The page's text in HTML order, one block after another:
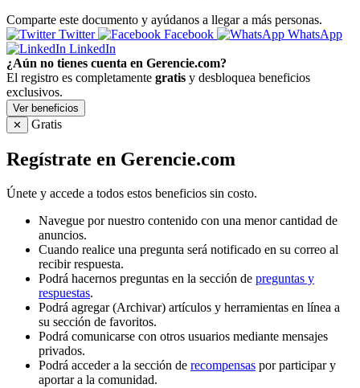
Comparte este documento y ayúdanos a llegar a más personas.
Twitter
Facebook
WhatsApp
LinkedIn
¿Aún no tienes cuenta en Gerencie.com?
El registro es completamente gratis y desbloquea beneficios
exclusivos.
Ver beneficios
✕
Gratis
Regístrate en Gerencie.com
Únete y accede a todos estos beneficios sin costo.
Navegue por nuestro contenido con una menor cantidad de
anuncios.
Cuando realice una pregunta será notificado en su correo al
recibir respuesta.
Podrá hacernos preguntas en la sección de preguntas y
respuestas.
Podrá agregar (Archivar) artículos y herramientas en línea a
su sección de favoritos.
Podrá comunicarse con otros usuarios mediante mensajes
privados.
Podrá acceder a la sección de recompensas por participar y
aportar a la comunidad.